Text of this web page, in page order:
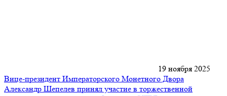
19 ноября 2025
Вице-президент Императорского Монетного Двора
Александр Шепелев принял участие в торжественной